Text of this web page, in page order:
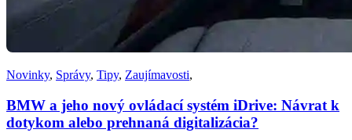
Novinky, Správy, Tipy, Zaujímavosti,
BMW a jeho nový ovládací systém iDrive: Návrat k
dotykom alebo prehnaná digitalizácia?